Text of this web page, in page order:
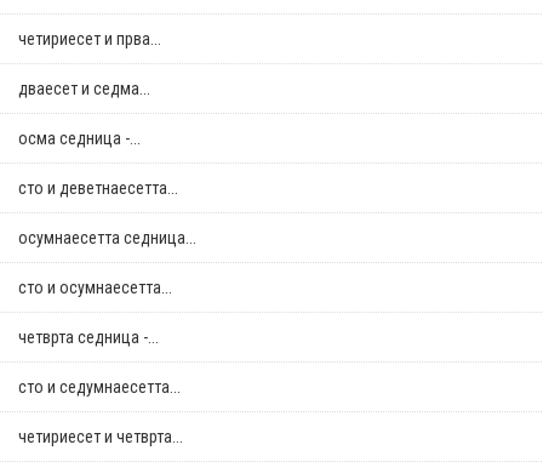
четириесет и прва...
дваесет и седма...
осма седница -...
сто и деветнаесетта...
осумнaесетта седница...
сто и осумнaесетта...
четврта седница -...
сто и седумнаесетта...
четириесет и четврта...